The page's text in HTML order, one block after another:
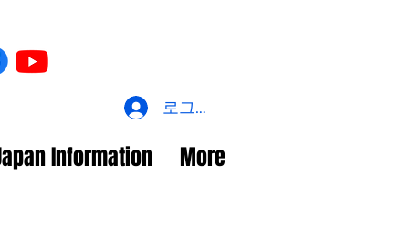
로그인
Information More